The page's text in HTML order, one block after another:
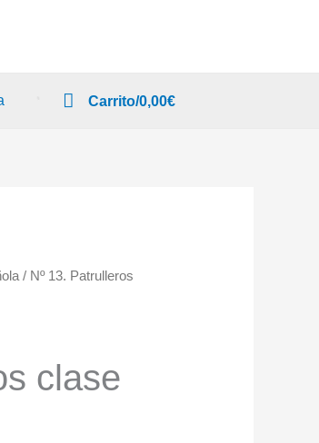
Carrito/0,00€
/ Nº 13. Patrulleros
clase